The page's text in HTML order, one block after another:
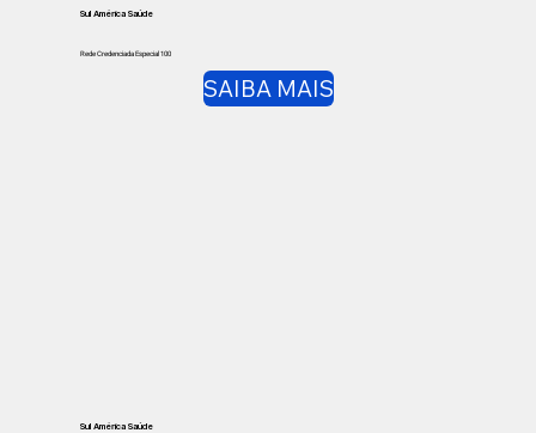
Sul América Saúde
Rede Credenciada Especial 100
SAIBA MAIS
Sul América Saúde